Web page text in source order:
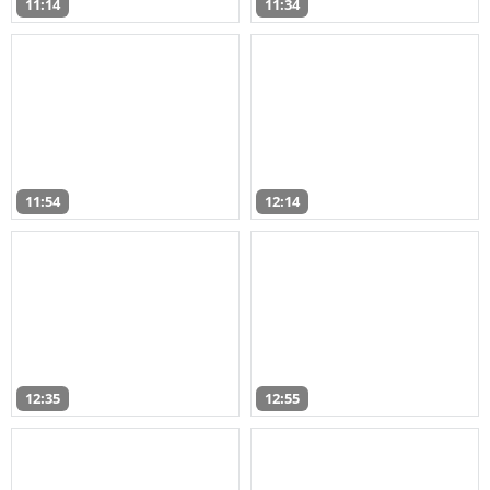
11:14 11:34
11:54 12:14
12:35 12:55